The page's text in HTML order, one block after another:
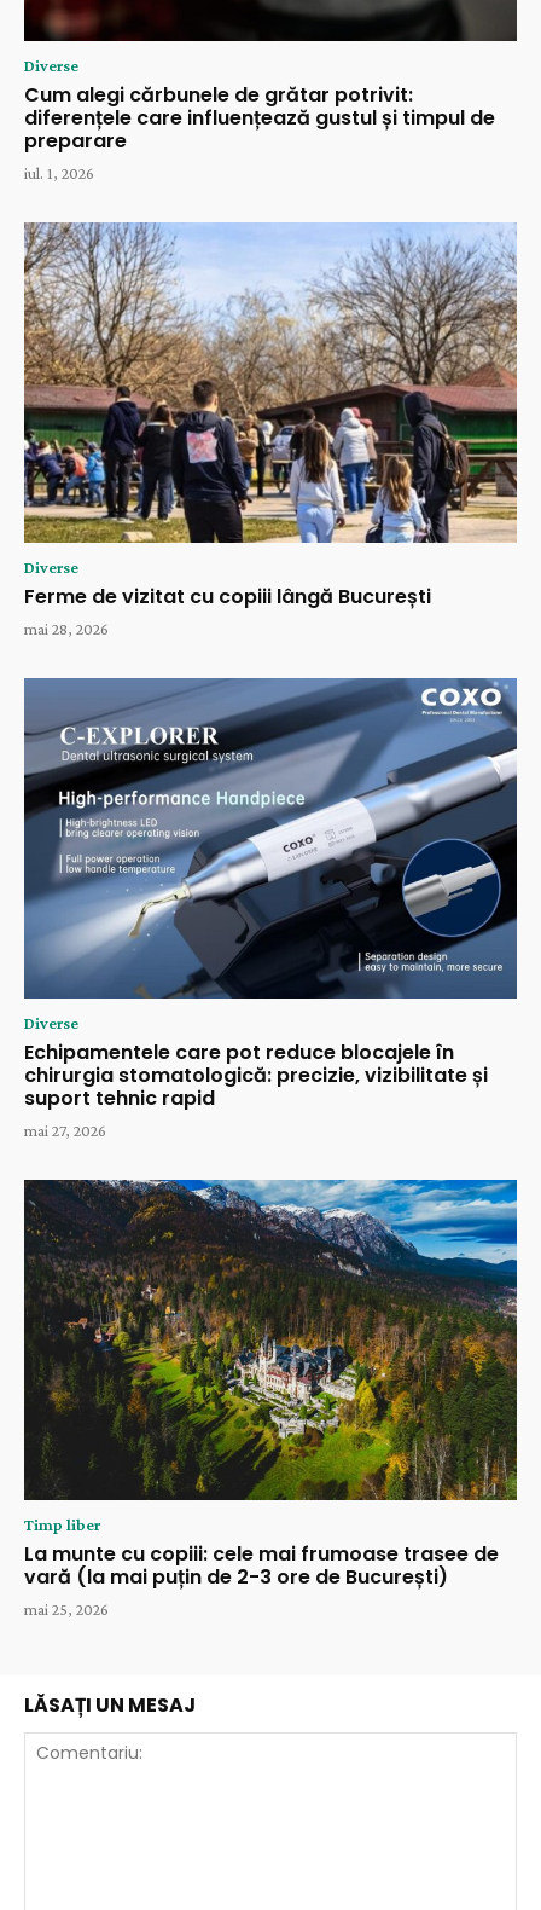
Diverse
Cum alegi cărbunele de grătar potrivit:
diferențele care influențează gustul și timpul de
preparare
iul. 1, 2026
Diverse
Ferme de vizitat cu copiii lângă București
mai 28, 2026
Diverse
Echipamentele care pot reduce blocajele în
chirurgia stomatologică: precizie, vizibilitate și
suport tehnic rapid
mai 27, 2026
Timp liber
La munte cu copiii: cele mai frumoase trasee de
vară (la mai puțin de 2-3 ore de București)
mai 25, 2026
LĂSAȚI UN MESAJ